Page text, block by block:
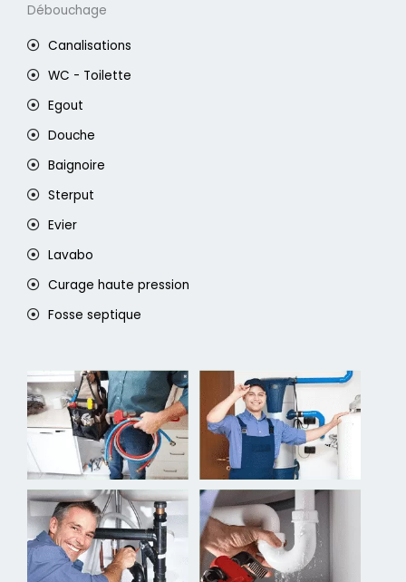
Débouchage
Canalisations
WC - Toilette
Egout
Douche
Baignoire
Sterput
Evier
Lavabo
Curage haute pression
Fosse septique